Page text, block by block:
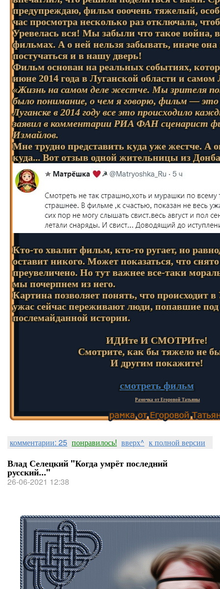
предупреждаю, фильм ооочень тяжелый,
час просмотра несколько раз отключала,
Уревелась вся! Мы забыли что такое война,
фильмах. А о ней нельзя забывать, иначе
постучаться и в нашу дверь!
Фильм основан на реальных событиях,
июне 2014 года в Луганской области и самом
«Жизнь на самом деле жестче. Мы зрителя
было понимание, о чем я говорю, фильм — это
Луганске в 2014 году все это происходило
заявил в комментарии РИА ФАН сценарист
Измайлов.
Мне трудно представить куда уже жестче. А
куда... Вот отзыв одной жительницы из
Кто-то хвалит фильм, кто-то ругает, но
оставит никого. Может показаться, что
преувеличено. Но тут важнее все-таки
мы почерпнем из него.
Картина позволяет понять, что происходит
ужас сейчас переживают люди, попавшие под
послемайданной истории.
ИДИте И СМОТРИте!
Смотрите, как бы тяжело не
И другим покажите!
смотреть фильм
Рамочка от Егоровой Татьяны
комментарии: 25 понравилось! вверх^ к полной версии
Влад Селецкий "Когда умрёт последний
русский..."
26-06-2021 12:38